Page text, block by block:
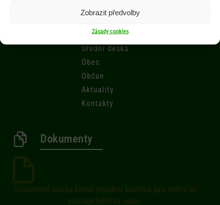
Zobrazit předvolby
Zásady cookies
Úřad
Úřední deska
Obec
Občan
Aktuality
Kontakty
Dokumenty